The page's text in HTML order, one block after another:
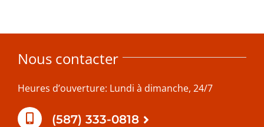
Nous contacter
Heures d’ouverture: Lundi à dimanche, 24/7
(587) 333-0818